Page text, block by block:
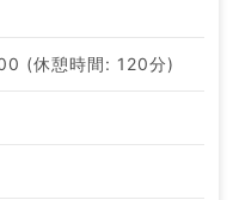
(休憩時間: 120分)